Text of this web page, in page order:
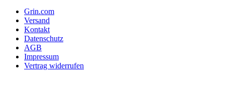
Grin.com
Versand
Kontakt
Datenschutz
AGB
Impressum
Vertrag widerrufen